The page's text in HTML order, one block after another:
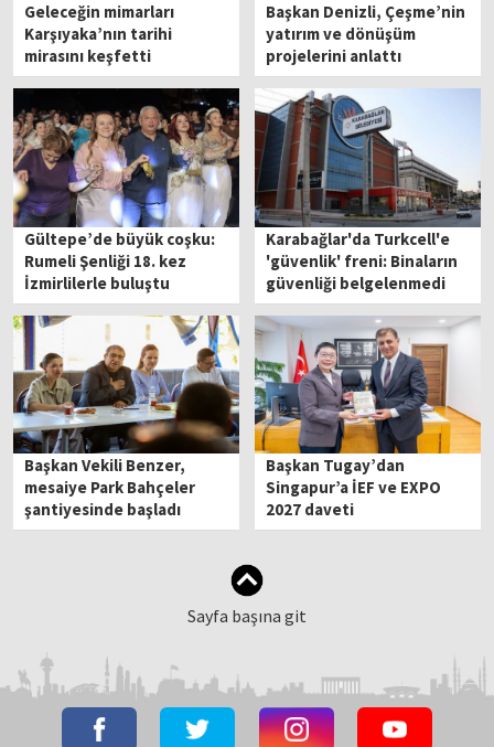
Geleceğin mimarları
Karşıyaka’nın tarihi
mirasını keşfetti
Başkan Denizli, Çeşme’nin
yatırım ve dönüşüm
projelerini anlattı
Gültepe’de büyük coşku:
Rumeli Şenliği 18. kez
İzmirlilerle buluştu
Karabağlar'da Turkcell'e
'güvenlik' freni: Binaların
güvenliği belgelenmedi
Başkan Vekili Benzer,
mesaiye Park Bahçeler
şantiyesinde başladı
Başkan Tugay’dan
Singapur’a İEF ve EXPO
2027 daveti
Sayfa başına git